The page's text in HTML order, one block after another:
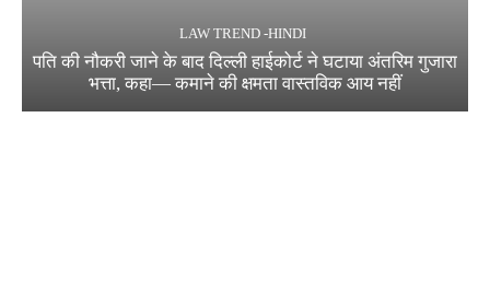
LAW TREND -HINDI
पति की नौकरी जाने के बाद दिल्ली हाईकोर्ट ने घटाया अंतरिम गुजारा
भत्ता, कहा— कमाने की क्षमता वास्तविक आय नहीं